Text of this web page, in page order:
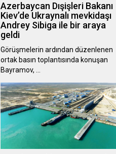
Azerbaycan Dışişleri Bakanı
Kiev’de Ukraynalı mevkidaşı
Andrey Sibiga ile bir araya
geldi
Görüşmelerin ardından düzenlenen
ortak basın toplantısında konuşan
Bayramov, …